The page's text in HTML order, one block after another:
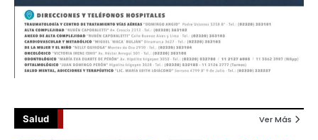
Salud Ver Más